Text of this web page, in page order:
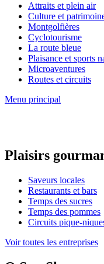
Attraits et plein air
Culture et
Montgolfières
Cyclotourisme
La route bleue
Plaisance et sports
Microaventures
Routes et circuits
Menu principal
Plaisirs
Saveurs locales
Restaurants et bars
Temps des sucres
Temps des pommes
Circuits pique-
Voir toutes les entreprises